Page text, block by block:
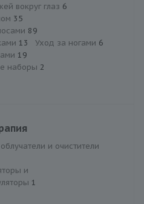
вокруг глаз 6
35
89
13 Уход за ногами 6
19
наборы 2
и очистители
и
1